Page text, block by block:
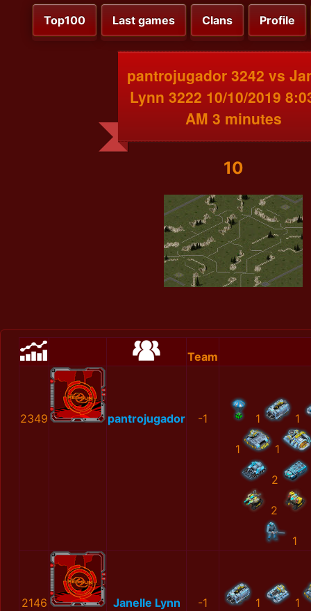
Top100 Last games Clans Profile
pantrojugador 3242 vs
Lynn 3222 10/10/2019
AM 3 minutes
10
Team
2349 pantrojugador -1 1 1
1 1
2
2
1
2146 Janelle Lynn -1 1 1